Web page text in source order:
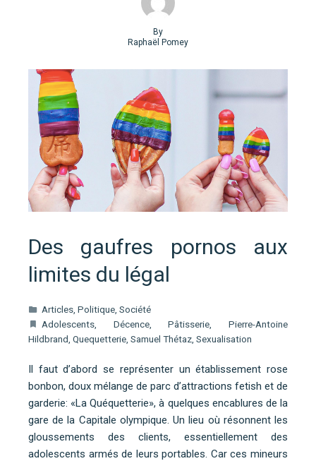
By
Raphaël Pomey
Des gaufres pornos aux
limites du légal
Articles Politique Société
Adolescents
Décence,Pâtisserie ,Pierre-Antoine
Hildbrand Quequetterie Samuel Thétaz Sexualisation
Il faut d’abord se représenter un établissement rose
bonbon, doux mélange de parc d’attractions fetish et de
garderie: «La Quéquetterie», à quelques encablures de la
gare de la Capitale olympique. Un lieu où résonnent les
gloussements des clients, essentiellement des
adolescents armés de leurs portables. Car ces mineurs